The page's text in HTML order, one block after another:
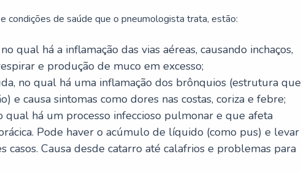
condições de saúde que o pneumologista trata, estão:
qual há a inflamação das vias aéreas, causando inchaços,
e produção de muco em excesso;
no qual há uma inflamação dos brônquios (estrutura que
e causa sintomas como dores nas costas, coriza e febre;
qual há um processo infeccioso pulmonar e que afeta
Pode haver o acúmulo de líquido (como pus) e levar
casos. Causa desde catarro até calafrios e problemas para